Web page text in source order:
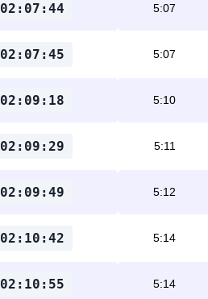
02:07:44 5:07
02:07:45 5:07
02:09:18 5:10
02:09:29 5:11
02:09:49 5:12
02:10:42 5:14
02:10:55 5:14